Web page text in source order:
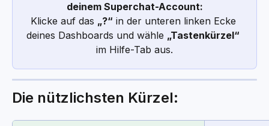
deinem Superchat-Account:
Klicke auf das „?“ in der unteren linken Ecke
deines Dashboards und wähle „Tastenkürzel“
im Hilfe-Tab aus.
Die nützlichsten Kürzel: